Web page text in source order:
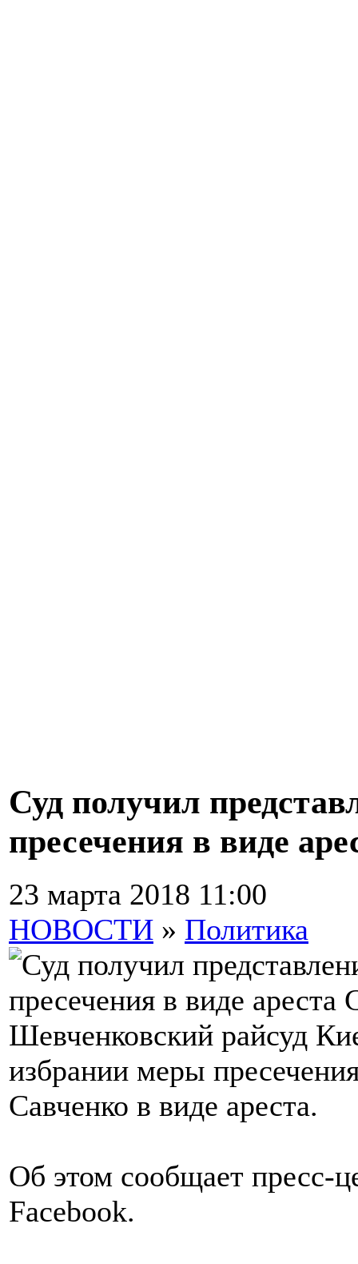
Суд получил
пресечения в виде
23 марта 2018 11:00
НОВОСТИ » Политика
Шевченковский райсуд
избрании меры
Савченко в виде ареста.
Об этом сообщает пресс-
Facebook.